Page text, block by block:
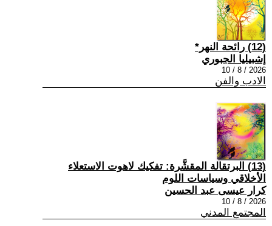
(12) رائحة النهر*
إشبيليا الجبوري
2026 / 8 / 10
الادب والفن
(13) البرتقالة المقشَّرة: تفكيك لاهوت الاستعلاء
الأخلاقي وسياسات اللوم
كرار عيسى عبد الحسين
2026 / 8 / 10
المجتمع المدني